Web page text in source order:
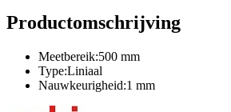
Productomschrijving
Meetbereik:500 mm
Type:Liniaal
Nauwkeurigheid:1 mm